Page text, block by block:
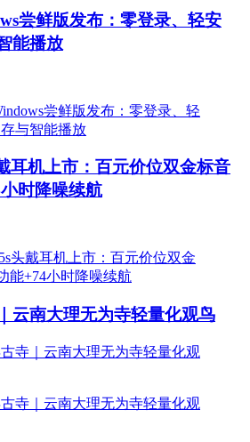
尝鲜版发布：零登录、轻安
能播放
耳机上市：百元价位双金标音
时降噪续航
云南大理无为寺轻量化观鸟